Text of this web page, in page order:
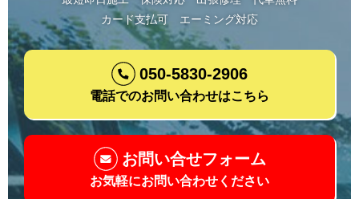
カード支払可
エーミング対応
050-5830-2906
電話でのお問い合わせはこちら
お問い合せフォーム
お気軽にお問い合わせください